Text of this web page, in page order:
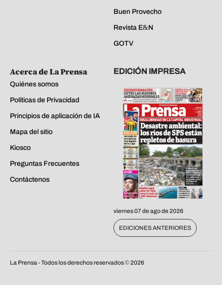
Buen Provecho
Revista E&N
GOTV
Acerca de La Prensa
Quiénes somos
Políticas de Privacidad
Principios de aplicación de IA
Mapa del sitio
Kiosco
Preguntas Frecuentes
Contáctenos
EDICIÓN IMPRESA
viernes 07 de ago de 2026
EDICIONES ANTERIORES
La Prensa - Todos los derechos reservados ©2026